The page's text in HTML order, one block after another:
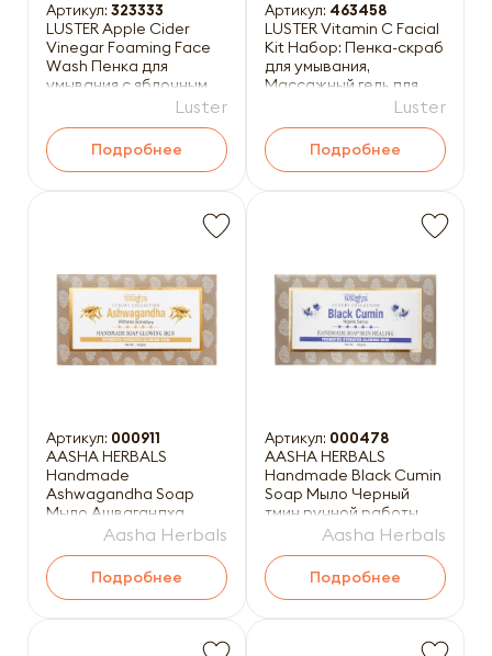
Артикул: 323333
LUSTER Apple Cider
Vinegar Foaming Face
Wash Пенка для
умывания с яблочным
Luster
Подробнее
Артикул: 463458
LUSTER Vitamin C Facial
Kit Набор: Пенка-скраб
для умывания,
Массажный гель для
лица, Массажный крем
Luster
Подробнее
Артикул: 000911
AASHA HERBALS
Handmade
Ashwagandha Soap
Мыло Ашвагандха
ручной работы 100г
Aasha Herbals
Подробнее
Артикул: 000478
AASHA HERBALS
Handmade Black Cumin
Soap Мыло Черный
тмин ручной работы
Aasha Herbals
Подробнее